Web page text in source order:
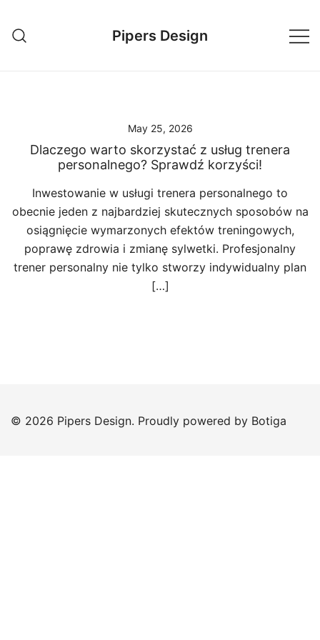
content
Pipers Design
May 25, 2026
Dlaczego warto skorzystać z usług trenera
personalnego? Sprawdź korzyści!
Inwestowanie w usługi trenera personalnego to
obecnie jeden z najbardziej skutecznych sposobów na
osiągnięcie wymarzonych efektów treningowych,
poprawę zdrowia i zmianę sylwetki. Profesjonalny
trener personalny nie tylko stworzy indywidualny plan
[…]
© 2026 Pipers Design. Proudly powered by Botiga